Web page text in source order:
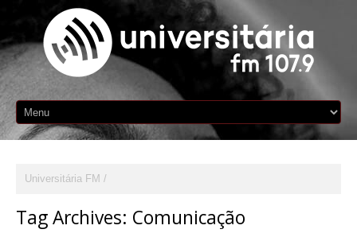
Universitária FM
Tag Archives: Comunicação